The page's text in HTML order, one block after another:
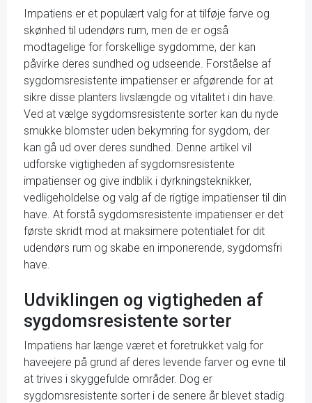
Impatiens er et populært valg for at tilføje farve og
skønhed til udendørs rum, men de er også
modtagelige for forskellige sygdomme, der kan
påvirke deres sundhed og udseende. Forståelse af
sygdomsresistente impatienser er afgørende for at
sikre disse planters livslængde og vitalitet i din have.
Ved at vælge sygdomsresistente sorter kan du nyde
smukke blomster uden bekymring for sygdom, der
kan gå ud over deres sundhed. Denne artikel vil
udforske vigtigheden af sygdomsresistente
impatienser og give indblik i dyrkningsteknikker,
vedligeholdelse og valg af de rigtige impatienser til din
have. At forstå sygdomsresistente impatienser er det
første skridt mod at maksimere potentialet for dit
udendørs rum og skabe en imponerende, sygdomsfri
have.
Udviklingen og vigtigheden af
sygdomsresistente sorter
Impatiens har længe været et foretrukket valg for
haveejere på grund af deres levende farver og evne til
at trives i skyggefulde områder. Dog er
sygdomsresistente sorter i de senere år blevet stadig